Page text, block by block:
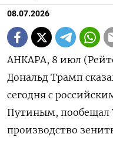
08.07.2026
АНКАРА, 8 июл
Дональд Трамп
сегодня с
Путиным, пообещал
производство